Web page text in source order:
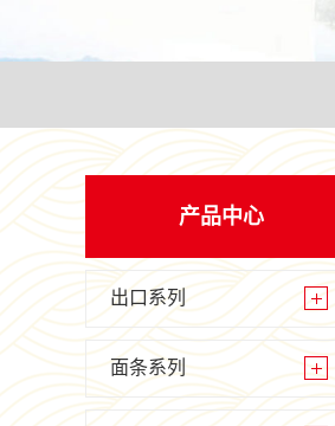
产品中心
出口系列
面条系列